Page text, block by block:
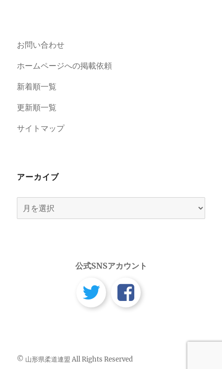
お問い合わせ
ホームページへの掲載依頼
新着順一覧
更新順一覧
サイトマップ
アーカイブ
ー
公式SNSアカウント
© 山形県柔道連盟 All Rights Reserved